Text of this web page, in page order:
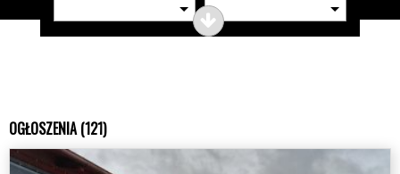
OGŁOSZENIA (121)